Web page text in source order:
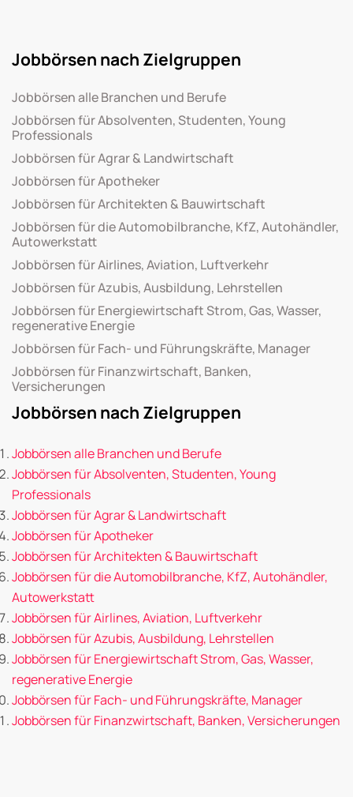
Jobbörsen nach Zielgruppen
Jobbörsen alle Branchen und Berufe
Jobbörsen für Absolventen, Studenten, Young
Professionals
Jobbörsen für Agrar & Landwirtschaft
Jobbörsen für Apotheker
Jobbörsen für Architekten & Bauwirtschaft
Jobbörsen für die Automobilbranche, KfZ, Autohändler,
Autowerkstatt
Jobbörsen für Airlines, Aviation, Luftverkehr
Jobbörsen für Azubis, Ausbildung, Lehrstellen
Jobbörsen für Energiewirtschaft Strom, Gas, Wasser,
regenerative Energie
Jobbörsen für Fach- und Führungskräfte, Manager
Jobbörsen für Finanzwirtschaft, Banken,
Versicherungen
Jobbörsen nach Zielgruppen
Jobbörsen alle Branchen und Berufe
Jobbörsen für Absolventen, Studenten, Young
Professionals
Jobbörsen für Agrar & Landwirtschaft
Jobbörsen für Apotheker
Jobbörsen für Architekten & Bauwirtschaft
Jobbörsen für die Automobilbranche, KfZ, Autohändler,
Autowerkstatt
Jobbörsen für Airlines, Aviation, Luftverkehr
Jobbörsen für Azubis, Ausbildung, Lehrstellen
Jobbörsen für Energiewirtschaft Strom, Gas, Wasser,
regenerative Energie
Jobbörsen für Fach- und Führungskräfte, Manager
Jobbörsen für Finanzwirtschaft, Banken, Versicherungen